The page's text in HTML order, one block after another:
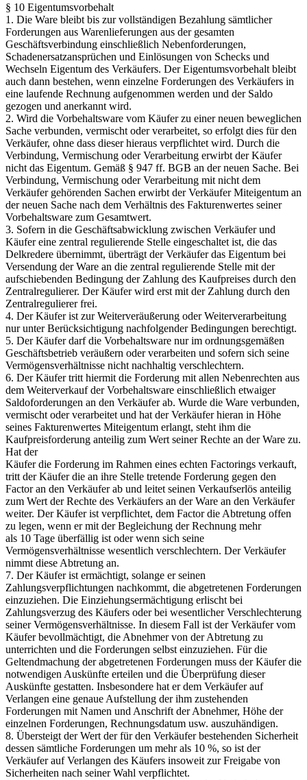
§ 10 Eigentumsvorbehalt
1. Die Ware bleibt bis zur vollständigen Bezahlung sämtlicher
Forderungen aus Warenlieferungen aus der gesamten
Geschäftsverbindung einschließlich Nebenforderungen,
Schadenersatzansprüchen und Einlösungen von Schecks und
Wechseln Eigentum des Verkäufers. Der Eigentumsvorbehalt bleibt
auch dann bestehen, wenn einzelne Forderungen des Verkäufers in
eine laufende Rechnung aufgenommen werden und der Saldo
gezogen und anerkannt wird.
2. Wird die Vorbehaltsware vom Käufer zu einer neuen beweglichen
Sache verbunden, vermischt oder verarbeitet, so erfolgt dies für den
Verkäufer, ohne dass dieser hieraus verpflichtet wird. Durch die
Verbindung, Vermischung oder Verarbeitung erwirbt der Käufer
nicht das Eigentum. Gemäß § 947 ff. BGB an der neuen Sache. Bei
Verbindung, Vermischung oder Verarbeitung mit nicht dem
Verkäufer gehörenden Sachen erwirbt der Verkäufer Miteigentum an
der neuen Sache nach dem Verhältnis des Fakturenwertes seiner
Vorbehaltsware zum Gesamtwert.
3. Sofern in die Geschäftsabwicklung zwischen Verkäufer und
Käufer eine zentral regulierende Stelle eingeschaltet ist, die das
Delkredere übernimmt, überträgt der Verkäufer das Eigentum bei
Versendung der Ware an die zentral regulierende Stelle mit der
aufschiebenden Bedingung der Zahlung des Kaufpreises durch den
Zentralregulierer. Der Käufer wird erst mit der Zahlung durch den
Zentralregulierer frei.
4. Der Käufer ist zur Weiterveräußerung oder Weiterverarbeitung
nur unter Berücksichtigung nachfolgender Bedingungen berechtigt.
5. Der Käufer darf die Vorbehaltsware nur im ordnungsgemäßen
Geschäftsbetrieb veräußern oder verarbeiten und sofern sich seine
Vermögensverhältnisse nicht nachhaltig verschlechtern.
6. Der Käufer tritt hiermit die Forderung mit allen Nebenrechten aus
dem Weiterverkauf der Vorbehaltsware einschließlich etwaiger
Saldoforderungen an den Verkäufer ab. Wurde die Ware verbunden,
vermischt oder verarbeitet und hat der Verkäufer hieran in Höhe
seines Fakturenwertes Miteigentum erlangt, steht ihm die
Kaufpreisforderung anteilig zum Wert seiner Rechte an der Ware zu.
Hat der
Käufer die Forderung im Rahmen eines echten Factorings verkauft,
tritt der Käufer die an ihre Stelle tretende Forderung gegen den
Factor an den Verkäufer ab und leitet seinen Verkaufserlös anteilig
zum Wert der Rechte des Verkäufers an der Ware an den Verkäufer
weiter. Der Käufer ist verpflichtet, dem Factor die Abtretung offen
zu legen, wenn er mit der Begleichung der Rechnung mehr
als 10 Tage überfällig ist oder wenn sich seine
Vermögensverhältnisse wesentlich verschlechtern. Der Verkäufer
nimmt diese Abtretung an.
7. Der Käufer ist ermächtigt, solange er seinen
Zahlungsverpflichtungen nachkommt, die abgetretenen Forderungen
einzuziehen. Die Einziehungsermächtigung erlischt bei
Zahlungsverzug des Käufers oder bei wesentlicher Verschlechterung
seiner Vermögensverhältnisse. In diesem Fall ist der Verkäufer vom
Käufer bevollmächtigt, die Abnehmer von der Abtretung zu
unterrichten und die Forderungen selbst einzuziehen. Für die
Geltendmachung der abgetretenen Forderungen muss der Käufer die
notwendigen Auskünfte erteilen und die Überprüfung dieser
Auskünfte gestatten. Insbesondere hat er dem Verkäufer auf
Verlangen eine genaue Aufstellung der ihm zustehenden
Forderungen mit Namen und Anschrift der Abnehmer, Höhe der
einzelnen Forderungen, Rechnungsdatum usw. auszuhändigen.
8. Übersteigt der Wert der für den Verkäufer bestehenden Sicherheit
dessen sämtliche Forderungen um mehr als 10 %, so ist der
Verkäufer auf Verlangen des Käufers insoweit zur Freigabe von
Sicherheiten nach seiner Wahl verpflichtet.